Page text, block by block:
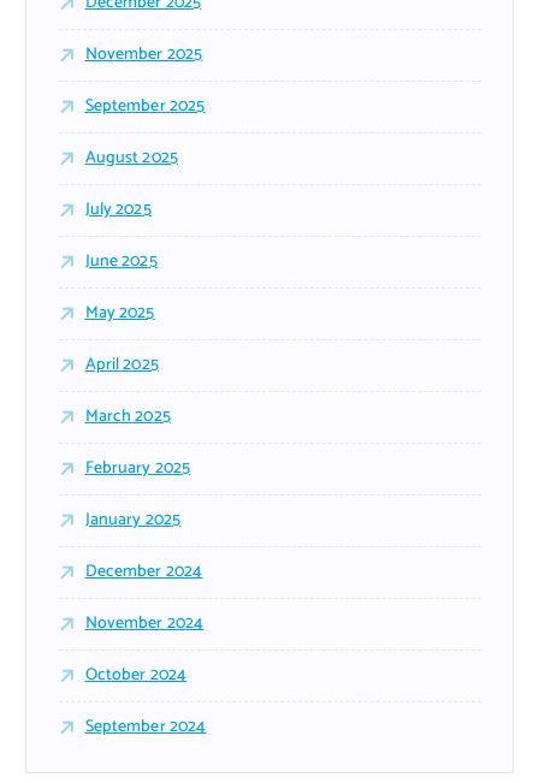
November 2025
September 2025
August 2025
July 2025
June 2025
May 2025
April 2025
March 2025
February 2025
January 2025
December 2024
November 2024
October 2024
September 2024